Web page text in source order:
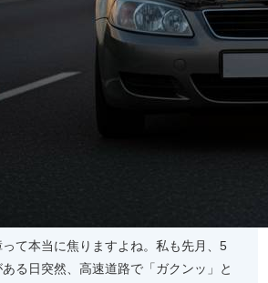
て本当に焦りますよね。私も先月、5
る日突然、高速道路で「ガクンッ」と